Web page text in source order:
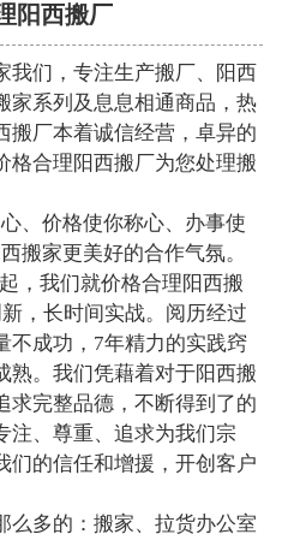
阳西搬厂
们，专注生产搬厂、阳西
家系列及息息相通商品，热
搬厂本着诚信经营，卓异的
格合理阳西搬厂为您处理搬
价格使你称心、办事使
搬家更美好的合作气氛。
，我们就价格合理阳西搬
，长时间实战。阅历经过
不成功，7年精力的实践窍
熟。我们凭藉着对于阳西搬
求完整品德，不断得到了的
注、尊重、追求为我们宗
们的信任和增援，开创客户
多的：搬家、拉货办公室